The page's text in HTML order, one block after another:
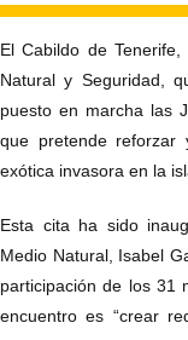
El Cabildo de
Natural y Seguridad,
puesto en marcha las
que pretende reforzar
exótica invasora en la
Esta cita ha sido
Medio Natural, Isabel
participación de los 31
encuentro es “crear